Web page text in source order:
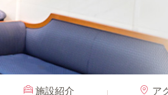
施設紹介 ア